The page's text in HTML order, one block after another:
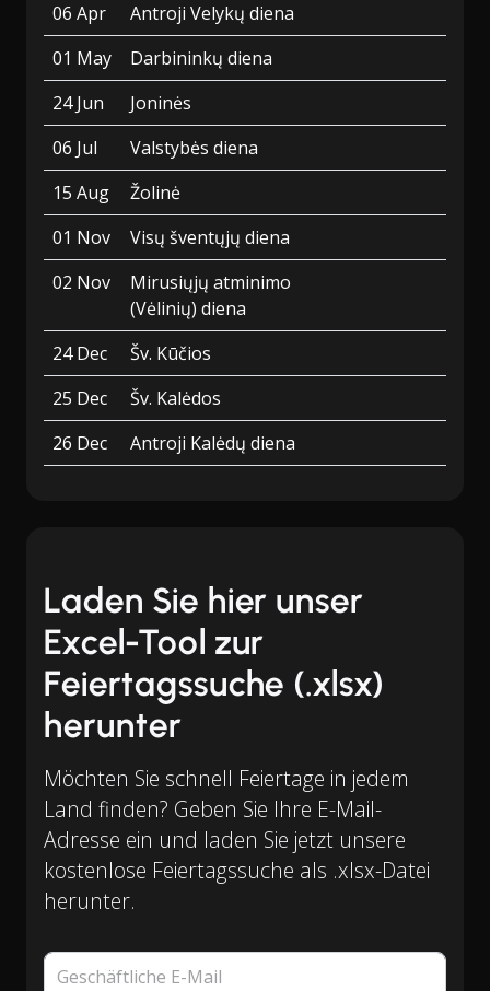
06 Apr
Antroji Velykų diena
01 May
Darbininkų diena
24 Jun
Joninės
06 Jul
Valstybės diena
15 Aug
Žolinė
01 Nov
Visų šventųjų diena
02 Nov
Mirusiųjų atminimo
(Vėlinių) diena
24 Dec
Šv. Kūčios
25 Dec
Šv. Kalėdos
26 Dec
Antroji Kalėdų diena
Laden Sie hier unser
Excel-Tool zur
Feiertagssuche (.xlsx)
herunter
Möchten Sie schnell Feiertage in jedem
Land finden? Geben Sie Ihre E-Mail-
Adresse ein und laden Sie jetzt unsere
kostenlose Feiertagssuche als .xlsx-Datei
herunter.
Geschäftliche E-Mail